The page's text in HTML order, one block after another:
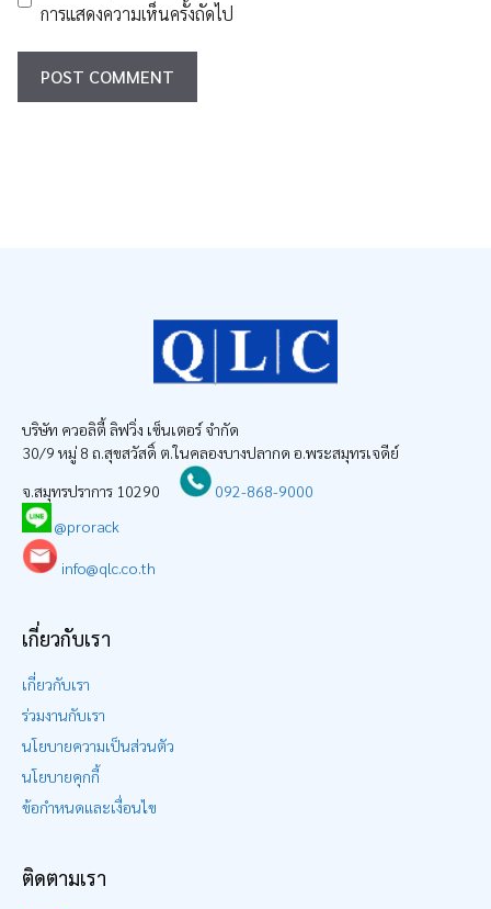
การแสดงความเห็นครั้งถัดไป
บริษัท ควอลิตี้ ลิฟวิ่ง เซ็นเตอร์ จำกัด
30/9 หมู่ 8 ถ.สุขสวัสดิ์ ต.ในคลองบางปลากด อ.พระสมุทรเจดีย์
จ.สมุทรปราการ 10290
092-868-9000
@prorack
info@qlc.co.th
เกี่ยวกับเรา
เกี่ยวกับเรา
ร่วมงานกับเรา
นโยบายความเป็นส่วนตัว
นโยบายคุกกี้
ข้อกำหนดและเงื่อนไข
ติดตามเรา